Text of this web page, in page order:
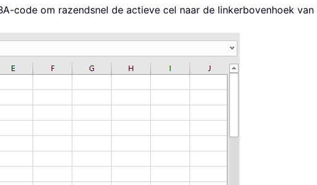
code om razendsnel de actieve cel naar de linkerbovenhoek